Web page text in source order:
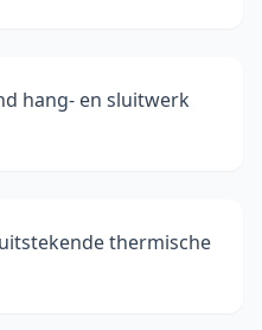
hang- en sluitwerk
thermische